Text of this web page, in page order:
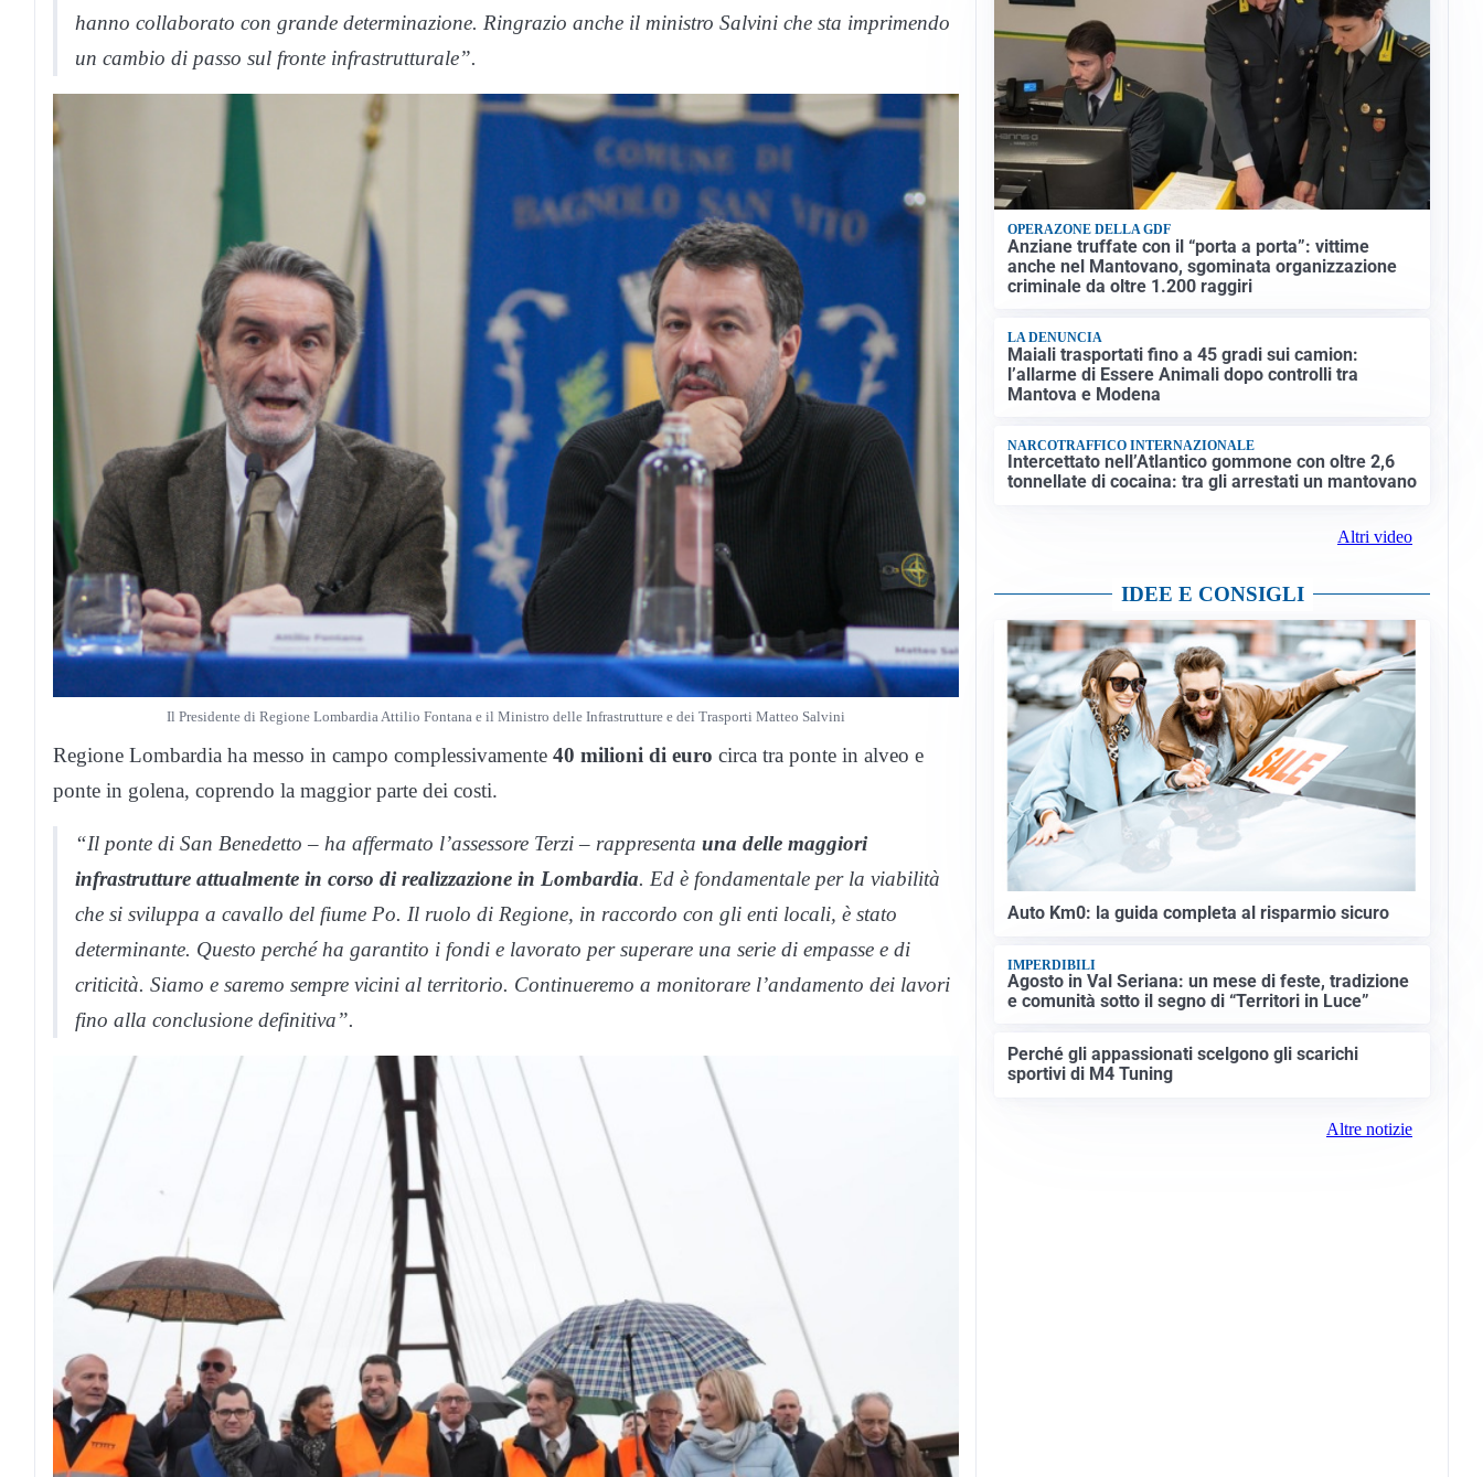
hanno collaborato con grande determinazione. Ringrazio anche il ministro Salvini che sta imprimendo
un cambio di passo sul fronte infrastrutturale”.
Il Presidente di Regione Lombardia Attilio Fontana e il Ministro delle Infrastrutture e dei Trasporti Matteo Salvini
Regione Lombardia ha messo in campo complessivamente 40 milioni di euro circa tra ponte in alveo e
ponte in golena, coprendo la maggior parte dei costi.
“Il ponte di San Benedetto – ha affermato l’assessore Terzi – rappresenta una delle maggiori
infrastrutture attualmente in corso di realizzazione in Lombardia. Ed è fondamentale per la viabilità
che si sviluppa a cavallo del fiume Po. Il ruolo di Regione, in raccordo con gli enti locali, è stato
determinante. Questo perché ha garantito i fondi e lavorato per superare una serie di empasse e di
criticità. Siamo e saremo sempre vicini al territorio. Continueremo a monitorare l’andamento dei lavori
fino alla conclusione definitiva”.
OPERAZONE DELLA GDF
Anziane truffate con il “porta a porta”: vittime
anche nel Mantovano, sgominata organizzazione
criminale da oltre 1.200 raggiri
LA DENUNCIA
Maiali trasportati fino a 45 gradi sui camion:
l’allarme di Essere Animali dopo controlli tra
Mantova e Modena
NARCOTRAFFICO INTERNAZIONALE
Intercettato nell’Atlantico gommone con oltre 2,6
tonnellate di cocaina: tra gli arrestati un mantovano
Altri video
IDEE E CONSIGLI
Auto Km0: la guida completa al risparmio sicuro
IMPERDIBILI
Agosto in Val Seriana: un mese di feste, tradizione
e comunità sotto il segno di “Territori in Luce”
Perché gli appassionati scelgono gli scarichi
sportivi di M4 Tuning
Altre notizie